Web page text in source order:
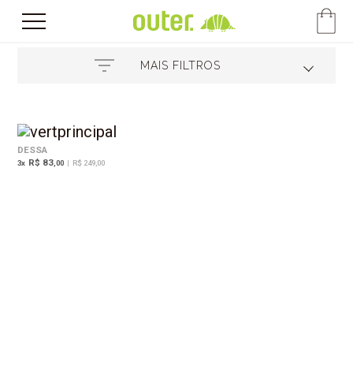
MAIS FILTROS
DESSA
3x R$ 83 ,00 | R$ 249,00